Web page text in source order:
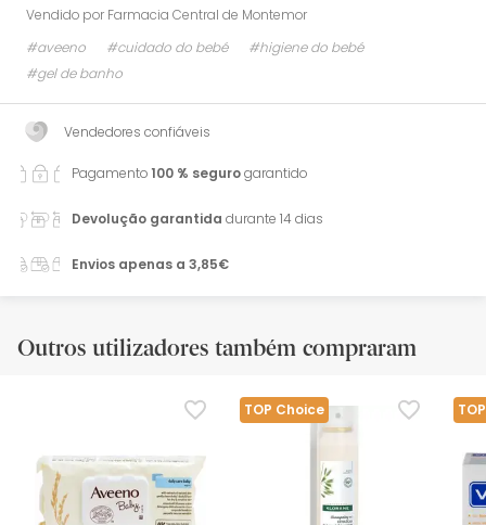
Vendido por Farmacia Central de Montemor
#aveeno
#cuidado do bebé
#higiene do bebé
#gel de banho
Vendedores confiáveis
Pagamento100 % segurogarantido
Devolução garantida durante 14 dias
Envios apenas a 3,85€
Outros utilizadores também compraram
TOP Choice